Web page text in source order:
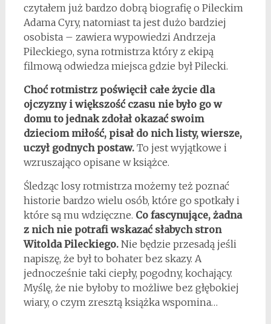
czytałem już bardzo dobrą biografię o Pileckim
Adama Cyry, natomiast ta jest dużo bardziej
osobista – zawiera wypowiedzi Andrzeja
Pileckiego, syna rotmistrza który z ekipą
filmową odwiedza miejsca gdzie był Pilecki.
Choć rotmistrz poświęcił całe życie dla
ojczyzny i większość czasu nie było go w
domu to jednak zdołał okazać swoim
dzieciom miłość, pisał do nich listy, wiersze,
uczył godnych postaw.To jest wyjątkowe i
wzruszająco opisane w książce.
Śledząc losy rotmistrza możemy też poznać
historie bardzo wielu osób, które go spotkały i
które są mu wdzięczne. Co fascynujące, żadna
z nich nie potrafi wskazać słabych stron
Witolda Pileckiego.Nie będzie przesadą jeśli
napiszę, że był to bohater bez skazy. A
jednocześnie taki ciepły, pogodny, kochający.
Myślę, że nie byłoby to możliwe bez głębokiej
wiary, o czym zresztą książka wspomina…